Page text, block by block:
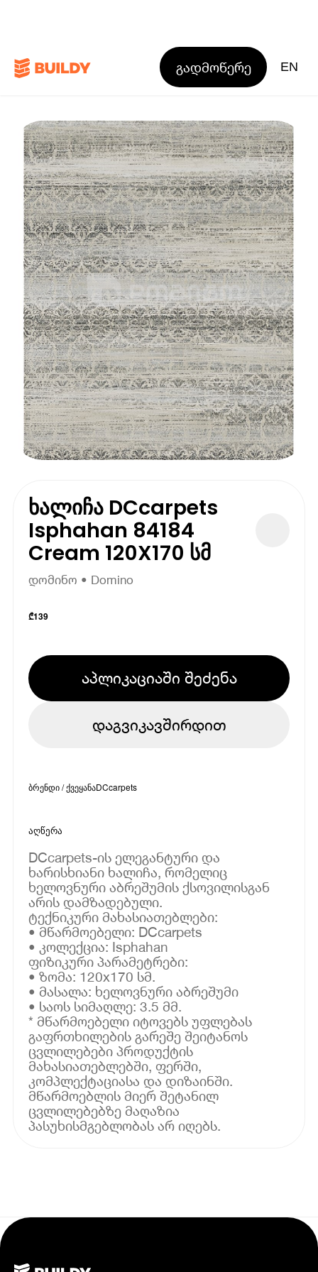
გადმოწერე EN
ხალიჩა DCcarpets
Isphahan 84184
Cream 120X170 სმ
დომინო • Domino
₾139
აპლიკაციაში შეძენა
დაგვიკავშირდით
ბრენდი / ქვეყანაDCcarpets
აღწერა
DCcarpets-ის ელეგანტური და
ხარისხიანი ხალიჩა, რომელიც
ხელოვნური აბრეშუმის ქსოვილისგან
არის დამზადებული.
ტექნიკური მახასიათებლები:
• მწარმოებელი: DCcarpets
• კოლექცია: Isphahan
ფიზიკური პარამეტრები:
• ზომა: 120x170 სმ.
• მასალა: ხელოვნური აბრეშუმი
• საოს სიმაღლე: 3.5 მმ.
* მწარმოებელი იტოვებს უფლებას
გაფრთხილების გარეშე შეიტანოს
ცვლილებები პროდუქტის
მახასიათებლებში, ფერში,
კომპლექტაციასა და დიზაინში.
მწარმოებლის მიერ შეტანილ
ცვლილებებზე მაღაზია
პასუხისმგებლობას არ იღებს.